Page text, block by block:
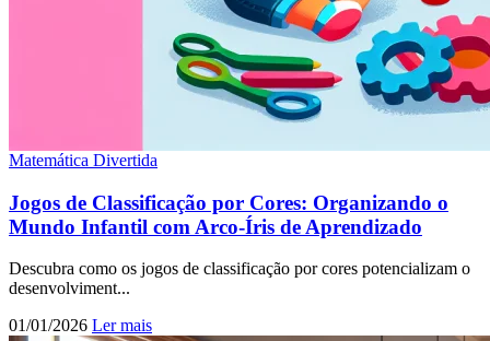
Matemática Divertida
Jogos de Classificação por Cores: Organizando o
Mundo Infantil com Arco-Íris de Aprendizado
Descubra como os jogos de classificação por cores potencializam o
desenvolviment...
01/01/2026 Ler mais